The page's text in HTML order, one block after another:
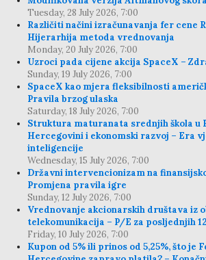
Tuesday, 28 July 2026, 7:00
Različiti načini izračunavanja fer cene
Hijerarhija metoda vrednovanja
Monday, 20 July 2026, 7:00
Uzroci pada cijene akcija SpaceX –
Sunday, 19 July 2026, 7:00
SpaceX kao mjera fleksibilnosti
Pravila brzog ulaska
Saturday, 18 July 2026, 7:00
Struktura maturanata srednjih škola u
Hercegovini i ekonomski razvoj – Era
inteligencije
Wednesday, 15 July 2026, 7:00
Državni intervencionizam na
Promjena pravila igre
Sunday, 12 July 2026, 7:00
Vrednovanje akcionarskih društava iz
telekomunikacija – P/E za posljednjih
Friday, 10 July 2026, 7:00
Kupon od 5% ili prinos od 5,25%, što je